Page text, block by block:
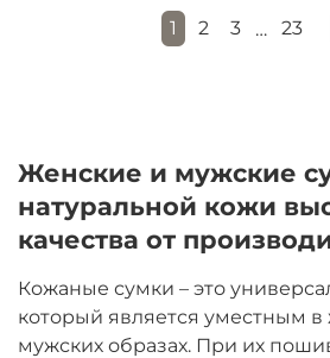
1 2 3 … 23
Женские и мужские
натуральной кожи
качества от
Кожаные сумки – это
который является уместным в
мужских образах. При их